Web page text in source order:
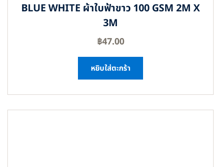
BLUE WHITE ผ้าใบฟ้าขาว 100 GSM 2M X
3M
฿47.00
หยิบใส่ตะกร้า